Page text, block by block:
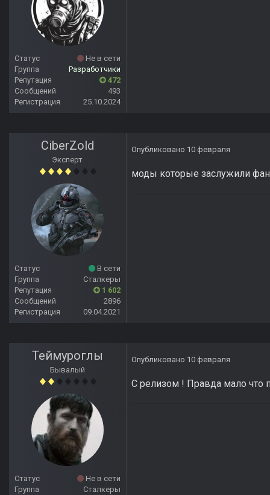
Статус
Не в сети
Группа
Разработчики
Репутация
472
Сообщений
493
Регистрация
25.10.2024
CiberZold
Эксперт
Статус
В сети
Группа
Сталкеры
Репутация
1 602
Сообщений
2896
Регистрация
09.04.2021
Опубликовано 10 февраля
моды которые заслужили
Теймуроглы
Бывалый
Статус
Не в сети
Группа
Сталкеры
Опубликовано 10 февраля
С релизом ! Правда мало что